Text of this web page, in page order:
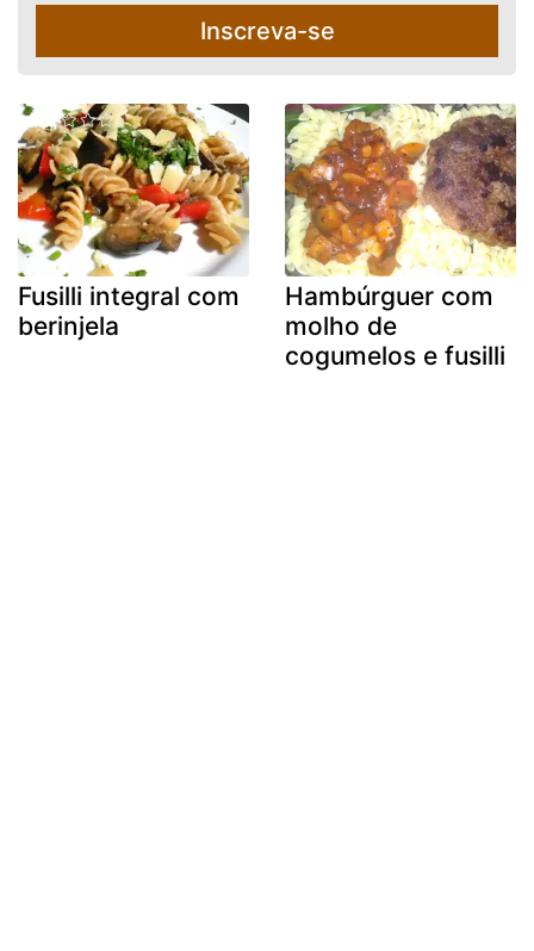
Inscreva-se
Fusilli integral com
berinjela
Hambúrguer com
molho de
cogumelos e fusilli